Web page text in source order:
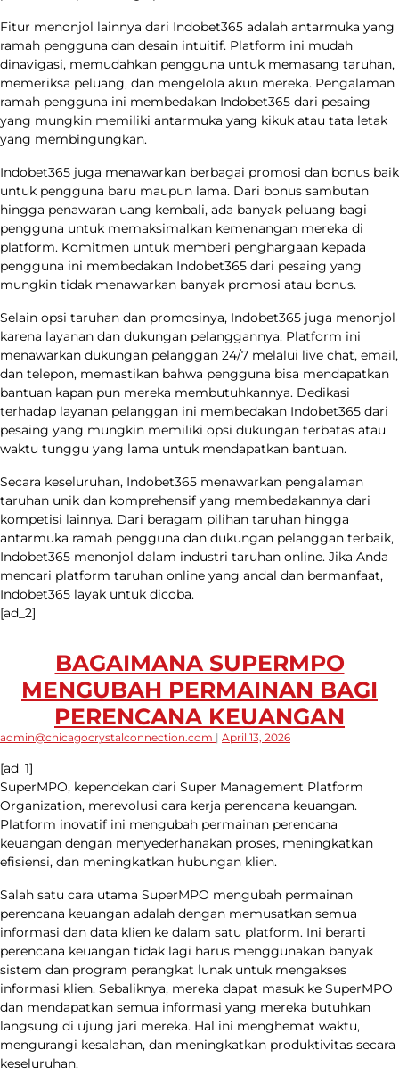
Fitur menonjol lainnya dari Indobet365 adalah antarmuka yang
ramah pengguna dan desain intuitif. Platform ini mudah
dinavigasi, memudahkan pengguna untuk memasang taruhan,
memeriksa peluang, dan mengelola akun mereka. Pengalaman
ramah pengguna ini membedakan Indobet365 dari pesaing
yang mungkin memiliki antarmuka yang kikuk atau tata letak
yang membingungkan.
Indobet365 juga menawarkan berbagai promosi dan bonus baik
untuk pengguna baru maupun lama. Dari bonus sambutan
hingga penawaran uang kembali, ada banyak peluang bagi
pengguna untuk memaksimalkan kemenangan mereka di
platform. Komitmen untuk memberi penghargaan kepada
pengguna ini membedakan Indobet365 dari pesaing yang
mungkin tidak menawarkan banyak promosi atau bonus.
Selain opsi taruhan dan promosinya, Indobet365 juga menonjol
karena layanan dan dukungan pelanggannya. Platform ini
menawarkan dukungan pelanggan 24/7 melalui live chat, email,
dan telepon, memastikan bahwa pengguna bisa mendapatkan
bantuan kapan pun mereka membutuhkannya. Dedikasi
terhadap layanan pelanggan ini membedakan Indobet365 dari
pesaing yang mungkin memiliki opsi dukungan terbatas atau
waktu tunggu yang lama untuk mendapatkan bantuan.
Secara keseluruhan, Indobet365 menawarkan pengalaman
taruhan unik dan komprehensif yang membedakannya dari
kompetisi lainnya. Dari beragam pilihan taruhan hingga
antarmuka ramah pengguna dan dukungan pelanggan terbaik,
Indobet365 menonjol dalam industri taruhan online. Jika Anda
mencari platform taruhan online yang andal dan bermanfaat,
Indobet365 layak untuk dicoba.
[ad_2]
BAGAIMANA SUPERMPO
MENGUBAH PERMAINAN BAGI
PERENCANA KEUANGAN
admin@chicagocrystalconnection.com | April 13, 2026
[ad_1]
SuperMPO, kependekan dari Super Management Platform
Organization, merevolusi cara kerja perencana keuangan.
Platform inovatif ini mengubah permainan perencana
keuangan dengan menyederhanakan proses, meningkatkan
efisiensi, dan meningkatkan hubungan klien.
Salah satu cara utama SuperMPO mengubah permainan
perencana keuangan adalah dengan memusatkan semua
informasi dan data klien ke dalam satu platform. Ini berarti
perencana keuangan tidak lagi harus menggunakan banyak
sistem dan program perangkat lunak untuk mengakses
informasi klien. Sebaliknya, mereka dapat masuk ke SuperMPO
dan mendapatkan semua informasi yang mereka butuhkan
langsung di ujung jari mereka. Hal ini menghemat waktu,
mengurangi kesalahan, dan meningkatkan produktivitas secara
keseluruhan.